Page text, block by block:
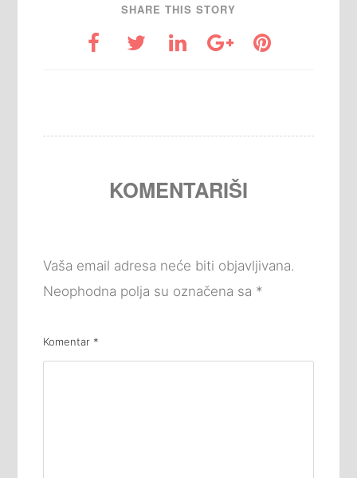
SHARE THIS STORY
KOMENTARIŠI
Vaša email adresa neće biti objavljivana.
Neophodna polja su označena sa *
Komentar *